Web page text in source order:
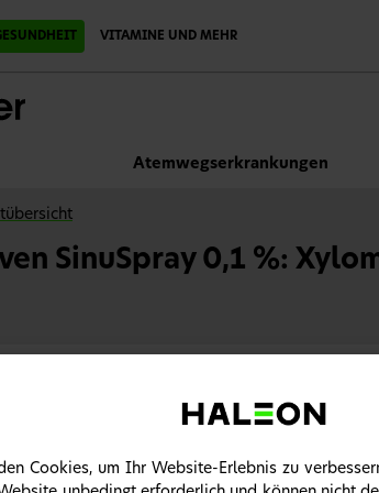
VITAMINE UND MEHR
Atemwegserkrankungen
SinuSpray 0,1 %:
Cookies, um Ihr Website-Erlebnis zu